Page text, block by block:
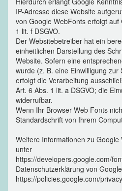
IP-Adresse diese Website
von Google WebFonts erfolgt
1 lit. f DSGVO.
Der Websitebetreiber hat ein
einheitlichen Darstellung des
Website. Sofern eine
wurde (z. B. eine Einwilligung
erfolgt die Verarbeitung
Art. 6 Abs. 1 lit. a DSGVO; die
widerrufbar.
Wenn Ihr Browser Web Fonts
Standardschrift von Ihrem
Weitere Informationen zu
unter
https://developers.google.com/
Datenschutzerklärung von
https://policies.google.com/